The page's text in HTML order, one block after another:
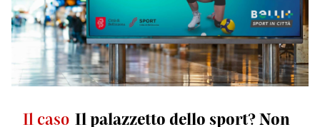
Il caso Il palazzetto dello sport? Non